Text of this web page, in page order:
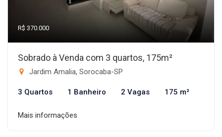
R$ 370.000
Sobrado à Venda com 3 quartos, 175m²
Jardim Amalia, Sorocaba-SP
3 Quartos 1 Banheiro 2 Vagas 175 m²
Mais informações